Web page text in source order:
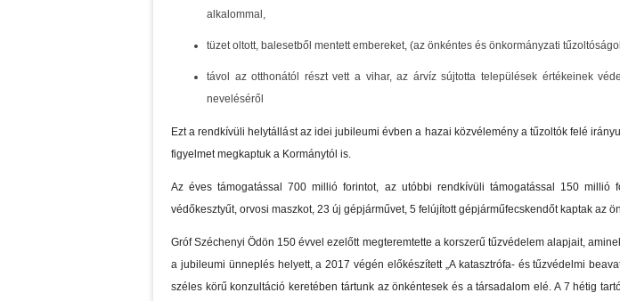
alkalommal,
tüzet oltott, balesetből mentett embereket, (az önkéntes és önkormányzati
távol az otthonától részt vett a vihar, az árvíz sújtotta települések értékeinek
neveléséről
Ezt a rendkívüli helytállást az idei jubileumi évben a hazai közvélemény a tűzoltók felé
figyelmet megkaptuk a Kormánytól is.
Az éves támogatással 700 millió forintot, az utóbbi rendkívüli támogatással 150
védőkesztyűt, orvosi maszkot, 23 új gépjárművet, 5 felújított gépjárműfecskendőt kaptak az
Gróf Széchenyi Ödön 150 évvel ezelőtt megteremtette a korszerű tűzvédelem alapjait,
a jubileumi ünneplés helyett, a 2017 végén előkészített „A katasztrófa- és tűzvédelmi
széles körű konzultáció keretében tártunk az önkéntesek és a társadalom elé. A 7 hétig